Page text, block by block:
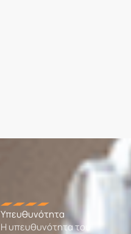
Υπευθυνότητα
Η υπευθυνότητα του